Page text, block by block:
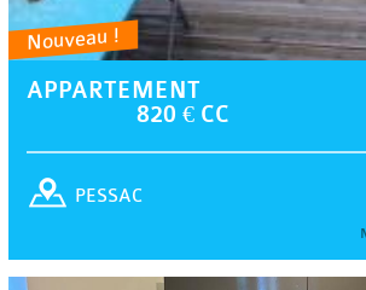
Nouveau !
APPARTEMENT
820 € CC
PESSAC